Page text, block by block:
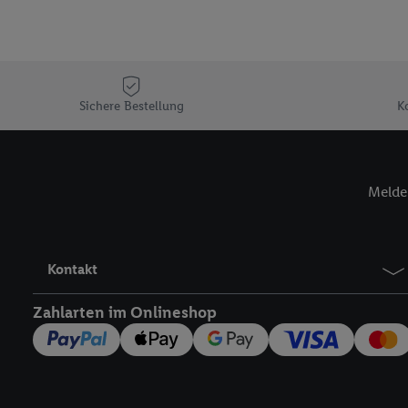
Sichere Bestellung
Kontakt
Zahlarten im Onlineshop
Sicherung und
Sofern Sie hier Ihre
Plus-Konto einloggen,
Verantwortlichkeit mit
zu erstellen (die
können, um Sie in
Zudem erlauben Sie
den Lidl-Diensten
Wenn das der Fall ist,
verwenden, um Sie
Insbesondere können
Nutzung der Utiq-
widerrufen - jederzeit
Telekommunikations-
die Lidl-Dienste)